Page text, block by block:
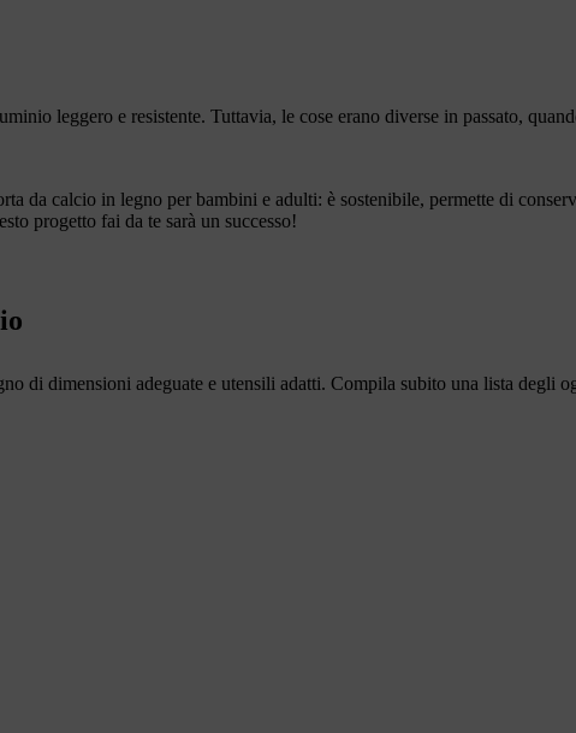
leggero e resistente. Tuttavia, le cose erano diverse in passato,
da calcio in legno per bambini e adulti: è sostenibile, permette di
progetto fai da te sarà un successo!
di dimensioni adeguate e utensili adatti. Compila subito una lista degli